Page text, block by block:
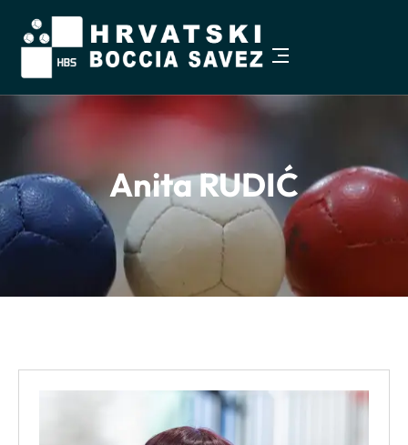
Anita RUDIĆ
Pristupačnost
−
Visoki kontrast Sivi tonovi
Istakni poveznice